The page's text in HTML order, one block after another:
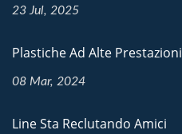
23 Jul, 2025
Plastiche Ad Alte Prestazioni
08 Mar, 2024
Line Sta Reclutando Amici